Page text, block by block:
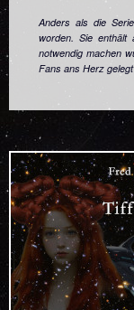
Anders als die
worden. Sie enthält
notwendig machen
Fans ans Herz